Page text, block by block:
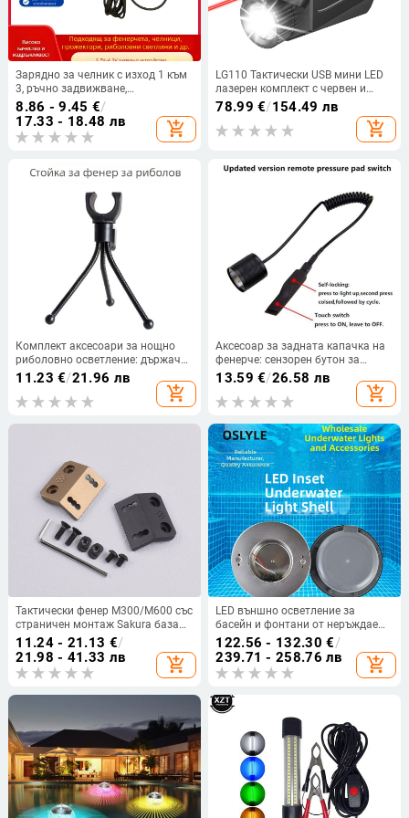
Зарядно за челник с изход 1 към
3, ръчно задвижване,
презареждаемо, пластмасов
корпус, подходящо за гмуркане,
походи и къмпинг
8.86 - 9.45 €/
17.33 - 18.48 лв
add_shopping_cart
LG110 Тактически USB мини LED
лазерен комплект с червен и
зелен лазер, интегриран прицел и
подмонтиран фенер
78.99 €/154.49 лв
add_shopping_cart
Комплект аксесоари за нощно
риболовно осветление: държач
за фенерче на маркуч и
риболовна светлина, преносим
LED маркуч
11.23 €/21.96 лв
add_shopping_cart
Аксесоар за задната капачка на
фенерче: сензорен бутон за
докосване, второ поколение,
жичен удължителен
превключвател, A100 Rat-tail
13.59 €/26.58 лв
add_shopping_cart
Тактически фенер M300/M600 със
страничен монтаж Sakura база
за M-LOK релса – метална база и
аксесоари
11.24 - 21.13 €/
21.98 - 41.33 лв
add_shopping_cart
LED външно осветление за
басейн и фонтани от неръждаема
стомана, подводно монтиране с
вграден корпус и аксесоари
122.56 - 132.30 €/
239.71 - 258.76 лв
add_shopping_cart